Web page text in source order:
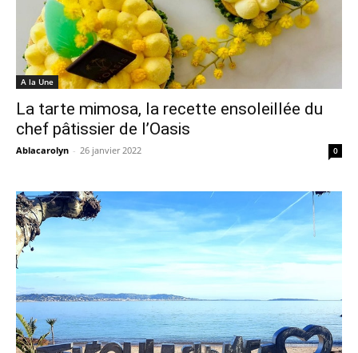
A la Une
La tarte mimosa, la recette ensoleillée du
chef pâtissier de l’Oasis
Ablacarolyn - 26 janvier 2022 0